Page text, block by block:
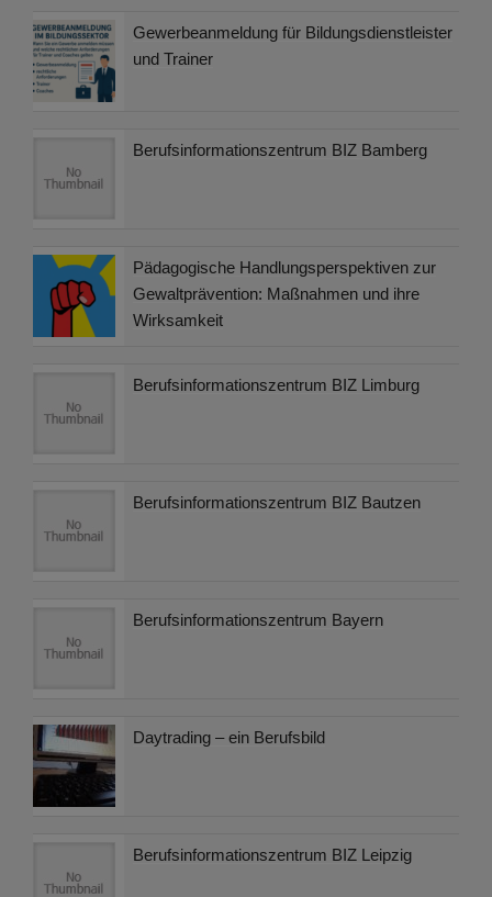
Gewerbeanmeldung für Bildungsdienstleister
und Trainer
Berufsinformationszentrum BIZ Bamberg
Pädagogische Handlungsperspektiven zur
Gewaltprävention: Maßnahmen und ihre
Wirksamkeit
Berufsinformationszentrum BIZ Limburg
Berufsinformationszentrum BIZ Bautzen
Berufsinformationszentrum Bayern
Daytrading – ein Berufsbild
Berufsinformationszentrum BIZ Leipzig